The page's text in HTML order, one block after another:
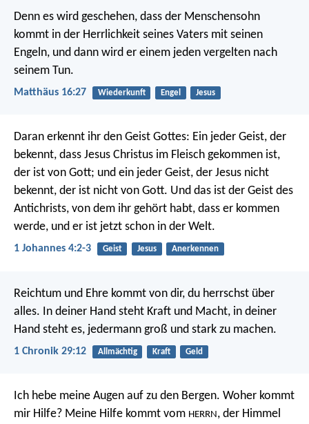
Denn es wird geschehen, dass der Menschensohn
kommt in der Herrlichkeit seines Vaters mit seinen
Engeln, und dann wird er einem jeden vergelten nach
seinem Tun.
Matthäus 16:27 Wiederkunft Engel Jesus
Daran erkennt ihr den Geist Gottes: Ein jeder Geist, der
bekennt, dass Jesus Christus im Fleisch gekommen ist,
der ist von Gott; und ein jeder Geist, der Jesus nicht
bekennt, der ist nicht von Gott. Und das ist der Geist des
Antichrists, von dem ihr gehört habt, dass er kommen
werde, und er ist jetzt schon in der Welt.
1 Johannes 4:2-3 Geist Jesus Anerkennen
Reichtum und Ehre kommt von dir, du herrschst über
alles. In deiner Hand steht Kraft und Macht, in deiner
Hand steht es, jedermann groß und stark zu machen.
1 Chronik 29:12 Allmächtig Kraft Geld
Ich hebe meine Augen auf zu den Bergen. Woher kommt
mir Hilfe? Meine Hilfe kommt vom HERRN , der Himmel